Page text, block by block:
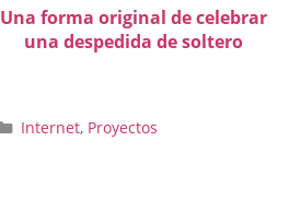
Una forma original de celebrar
una despedida de soltero
Categorías
Internet, Proyectos